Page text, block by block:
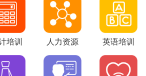
培训 人力资源 英语培训